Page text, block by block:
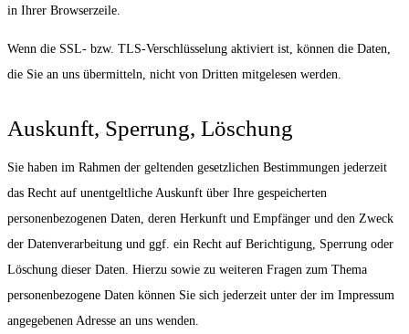
in Ihrer Browserzeile.
Wenn die SSL- bzw. TLS-Verschlüsselung aktiviert ist, können die Daten,
die Sie an uns übermitteln, nicht von Dritten mitgelesen werden.
Auskunft, Sperrung, Löschung
Sie haben im Rahmen der geltenden gesetzlichen Bestimmungen jederzeit
das Recht auf unentgeltliche Auskunft über Ihre gespeicherten
personenbezogenen Daten, deren Herkunft und Empfänger und den Zweck
der Datenverarbeitung und ggf. ein Recht auf Berichtigung, Sperrung oder
Löschung dieser Daten. Hierzu sowie zu weiteren Fragen zum Thema
personenbezogene Daten können Sie sich jederzeit unter der im Impressum
angegebenen Adresse an uns wenden.